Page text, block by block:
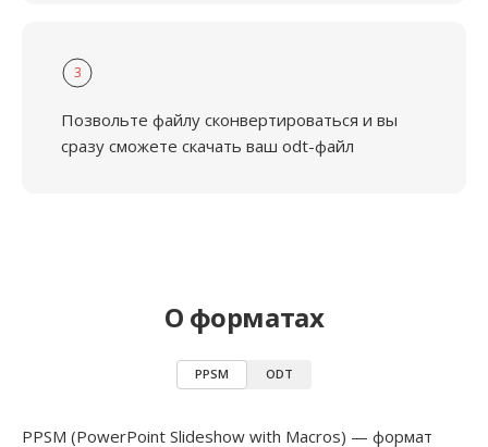
3
Позвольте файлу сконвертироваться и вы
сразу сможете скачать ваш odt-файл
О форматах
PPSM ODT
PPSM (PowerPoint Slideshow with Macros) — формат